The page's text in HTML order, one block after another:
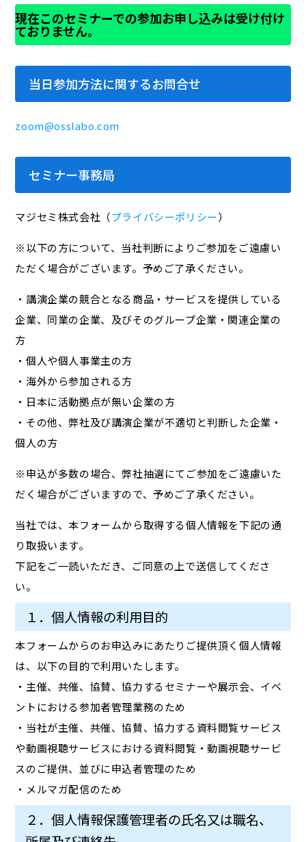
現在このセミナーでの参加お申し込みは受け付け
ておりません。
当日参加方法に関するお問合せ
zoom@osslabo.com
セミナー事務局
マジセミ株式会社（プライバシーポリシー）
※以下の方について、当社判断によりご参加をご遠慮い
ただく場合がございます。予めご了承ください。
・講演企業の競合となる商品・サービスを提供している
企業、同業の企業、及びそのグループ企業・関連企業の
方
・個人や個人事業主の方
・海外から参加される方
・日本に活動拠点が無い企業の方
・その他、弊社及び講演企業が不適切と判断した企業・
個人の方
※申込が多数の場合、弊社抽選にてご参加をご遠慮いた
だく場合がございますので、予めご了承ください。
当社では、本フォームから取得する個人情報を下記の通
り取扱います。
下記をご一読いただき、ご同意の上で送信してくださ
い。
１．個人情報の利用目的
本フォームからのお申込みにあたりご提供頂く個人情報
は、以下の目的で利用いたします。
・主催、共催、協賛、協力するセミナーや展示会、イベ
ントにおける参加者管理業務のため
・当社が主催、共催、協賛、協力する資料閲覧サービス
や動画視聴サービスにおける資料閲覧・動画視聴サービ
スのご提供、並びに申込者管理のため
・メルマガ配信のため
２．個人情報保護管理者の氏名又は職名、